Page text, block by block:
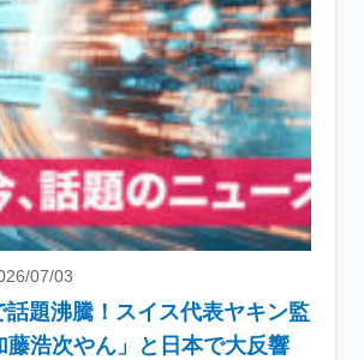
07/03
話題沸騰！スイス代表ヤキン監
藤浩次やん」と日本で大反響